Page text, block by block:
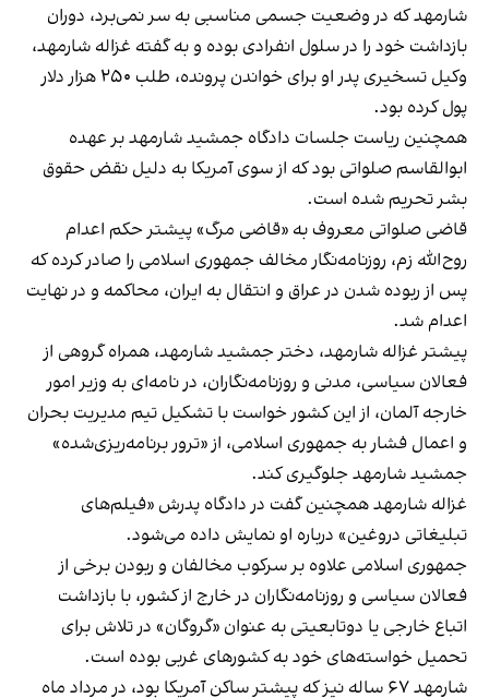
شارمهد که در وضعیت جسمی مناسبی به سر نمی‌برد، دوران
بازداشت خود را در سلول انفرادی بوده و به گفته غزاله شارمهد،
وکیل تسخیری پدر او برای خواندن پرونده، طلب ۲۵۰ هزار دلار
پول کرده بود.
همچنین ریاست جلسات دادگاه جمشید شارمهد بر عهده
ابوالقاسم صلواتی بود که از سوی آمریکا به دلیل نقض حقوق
بشر تحریم شده است.
قاضی صلواتی معروف به «قاضی مرگ» پیشتر حکم اعدام
روح‌الله زم، روزنامه‌نگار مخالف جمهوری اسلامی را صادر کرده که
پس از ربوده شدن در عراق و انتقال به ایران، محاکمه و در نهایت
اعدام شد.
پیشتر غزاله شارمهد، دختر جمشید شارمهد، همراه گروهی از
فعالان سیاسی، مدنی و روزنامه‌نگاران، در نامه‌ای به وزیر امور
خارجه آلمان، از این کشور خواست با تشکیل تیم مدیریت بحران
و اعمال فشار به جمهوری اسلامی، از «‌ترور برنامه‌ریزی‌شده»
جمشید شارمهد جلوگیری کند.
غزاله شارمهد همچنین گفت در دادگاه پدرش «فیلم‌های
تبلیغاتی دروغین» درباره او نمایش داده می‌شود.
جمهوری اسلامی علاوه بر سرکوب مخالفان و ربودن برخی از
فعالان سیاسی و روزنامه‌نگاران در خارج از کشور، با بازداشت
اتباع خارجی یا دوتابعیتی به عنوان «گروگان» در تلاش برای
تحمیل خواسته‌های خود به کشورهای غربی بوده است.
شارمهد ۶۷ ساله نیز که پیشتر ساکن آمریکا بود، در مرداد ماه